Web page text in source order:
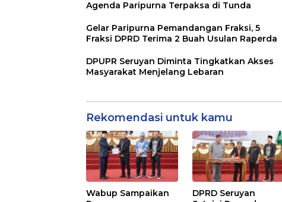
Agenda Paripurna Terpaksa di Tunda
Gelar Paripurna Pemandangan Fraksi, 5
Fraksi DPRD Terima 2 Buah Usulan Raperda
DPUPR Seruyan Diminta Tingkatkan Akses
Masyarakat Menjelang Lebaran
Rekomendasi untuk kamu
Wabup Sampaikan
DPRD Seruyan